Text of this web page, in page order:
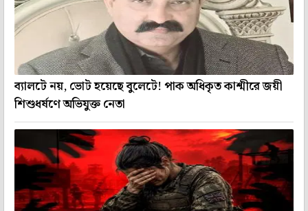
ব্যালটে নয়, ভোট হয়েছে বুলেটে! পাক অধিকৃত কাশ্মীরে জয়ী
শিশুধর্ষণে অভিযুক্ত নেতা